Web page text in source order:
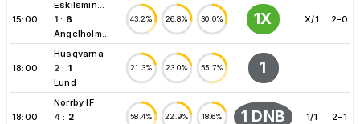
15:00
Eskilsmin...
1 : 6
Angelholm...
43.2% 26.8% 30.0% 1X X/1 2-0
18:00
Husqvarna
2 : 1
Lund
21.3% 23.0% 55.7% 1
18:00
Norrby IF
4 : 2
58.4% 22.9% 18.6% 1 DNB 1/1 2-1